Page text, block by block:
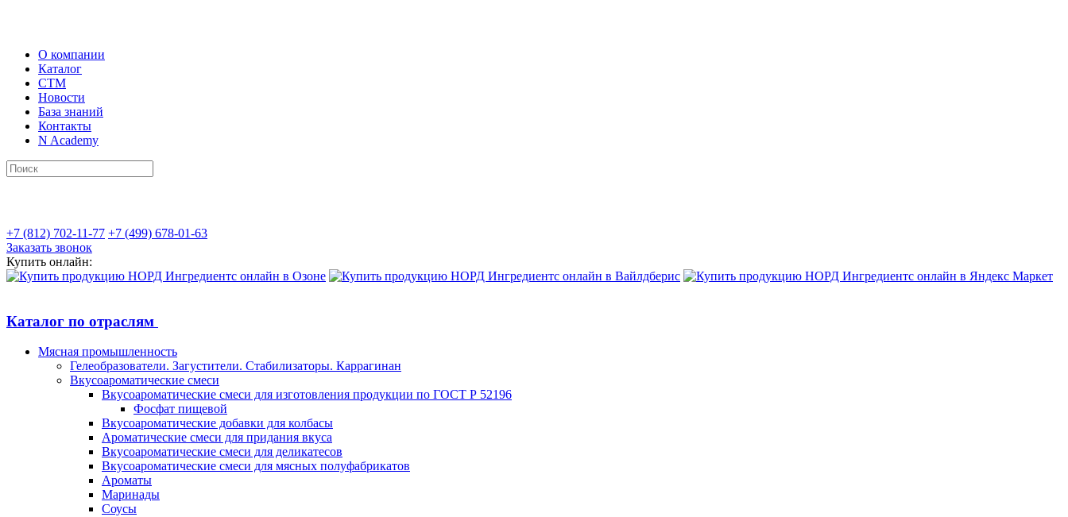
О компании
Каталог
СТМ
Новости
База знаний
Контакты
N Academy
+7 (812) 702-11-77 +7 (499) 678-01-63
Заказать звонок
Купить онлайн:
Каталог по отраслям
Мясная промышленность
Гелеобразователи. Загустители. Стабилизаторы. Каррагинан
Вкусоароматические смеси
Вкусоароматические смеси для изготовления продукции по ГОСТ Р 52196
Фосфат пищевой
Вкусоароматические добавки для колбасы
Ароматические смеси для придания вкуса
Вкусоароматические смеси для деликатесов
Вкусоароматические смеси для мясных полуфабрикатов
Ароматы
Маринады
Соусы